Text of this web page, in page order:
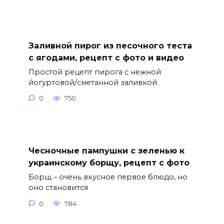
Заливной пирог из песочного теста
с ягодами, рецепт с фото и видео
Простой рецепт пирога с нежной
йогуртовой/сметанной заливкой.
0 750
Чесночные пампушки с зеленью к
украинскому борщу, рецепт с фото
Борщ – очень вкусное первое блюдо, но
оно становится
0 784